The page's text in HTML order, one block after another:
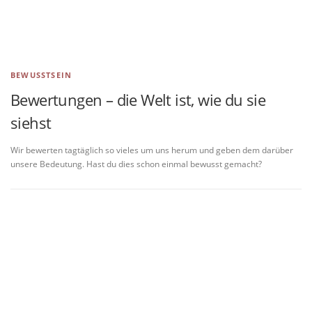
BEWUSSTSEIN
Bewertungen – die Welt ist, wie du sie
siehst
Wir bewerten tagtäglich so vieles um uns herum und geben dem darüber
unsere Bedeutung. Hast du dies schon einmal bewusst gemacht?